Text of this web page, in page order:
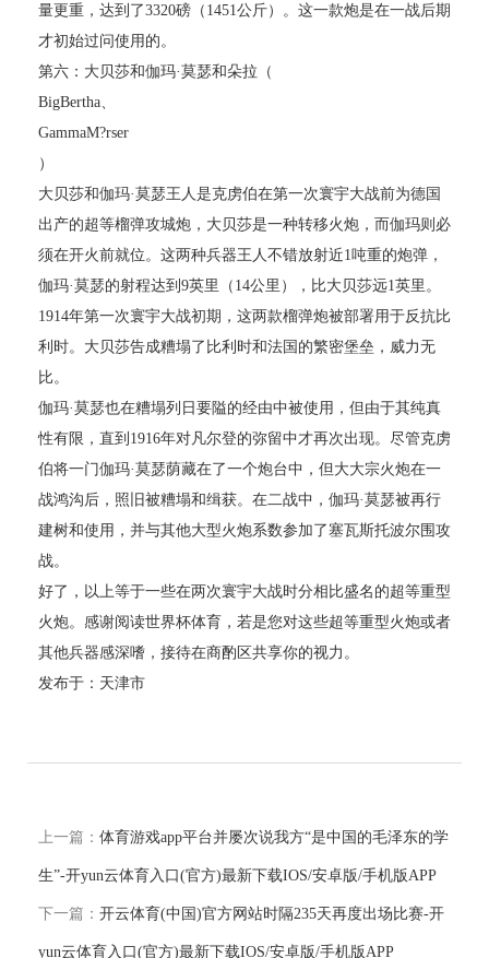
量更重，达到了3320磅（1451公斤）。这一款炮是在一战后期
才初始过问使用的。
第六：大贝莎和伽玛·莫瑟和朵拉（
BigBertha、
GammaM?rser
）
大贝莎和伽玛·莫瑟王人是克虏伯在第一次寰宇大战前为德国
出产的超等榴弹攻城炮，大贝莎是一种转移火炮，而伽玛则必
须在开火前就位。这两种兵器王人不错放射近1吨重的炮弹，
伽玛·莫瑟的射程达到9英里（14公里），比大贝莎远1英里。
1914年第一次寰宇大战初期，这两款榴弹炮被部署用于反抗比
利时。大贝莎告成糟塌了比利时和法国的繁密堡垒，威力无
比。
伽玛·莫瑟也在糟塌列日要隘的经由中被使用，但由于其纯真
性有限，直到1916年对凡尔登的弥留中才再次出现。尽管克虏
伯将一门伽玛·莫瑟荫藏在了一个炮台中，但大大宗火炮在一
战鸿沟后，照旧被糟塌和缉获。在二战中，伽玛·莫瑟被再行
建树和使用，并与其他大型火炮系数参加了塞瓦斯托波尔围攻
战。
好了，以上等于一些在两次寰宇大战时分相比盛名的超等重型
火炮。感谢阅读世界杯体育，若是您对这些超等重型火炮或者
其他兵器感深嗜，接待在商酌区共享你的视力。
发布于：天津市
上一篇： 体育游戏app平台并屡次说我方“是中国的毛泽东的学
生”-开yun云体育入口(官方)最新下载IOS/安卓版/手机版APP
下一篇： 开云体育(中国)官方网站时隔235天再度出场比赛-开
yun云体育入口(官方)最新下载IOS/安卓版/手机版APP